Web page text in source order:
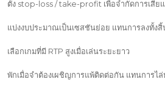
ตั้ง stop-loss / take-profit เพื่อจำกัดการเสีย
แบ่งงบประมาณเป็นเซสชันย่อย แทนการลงทั้งสิ้
เลือกเกมที่มี RTP สูงเมื่อเล่นระยะยาว
พักเมื่อจำต้องเผชิญการแพ้ติดต่อกัน แทนการไล่